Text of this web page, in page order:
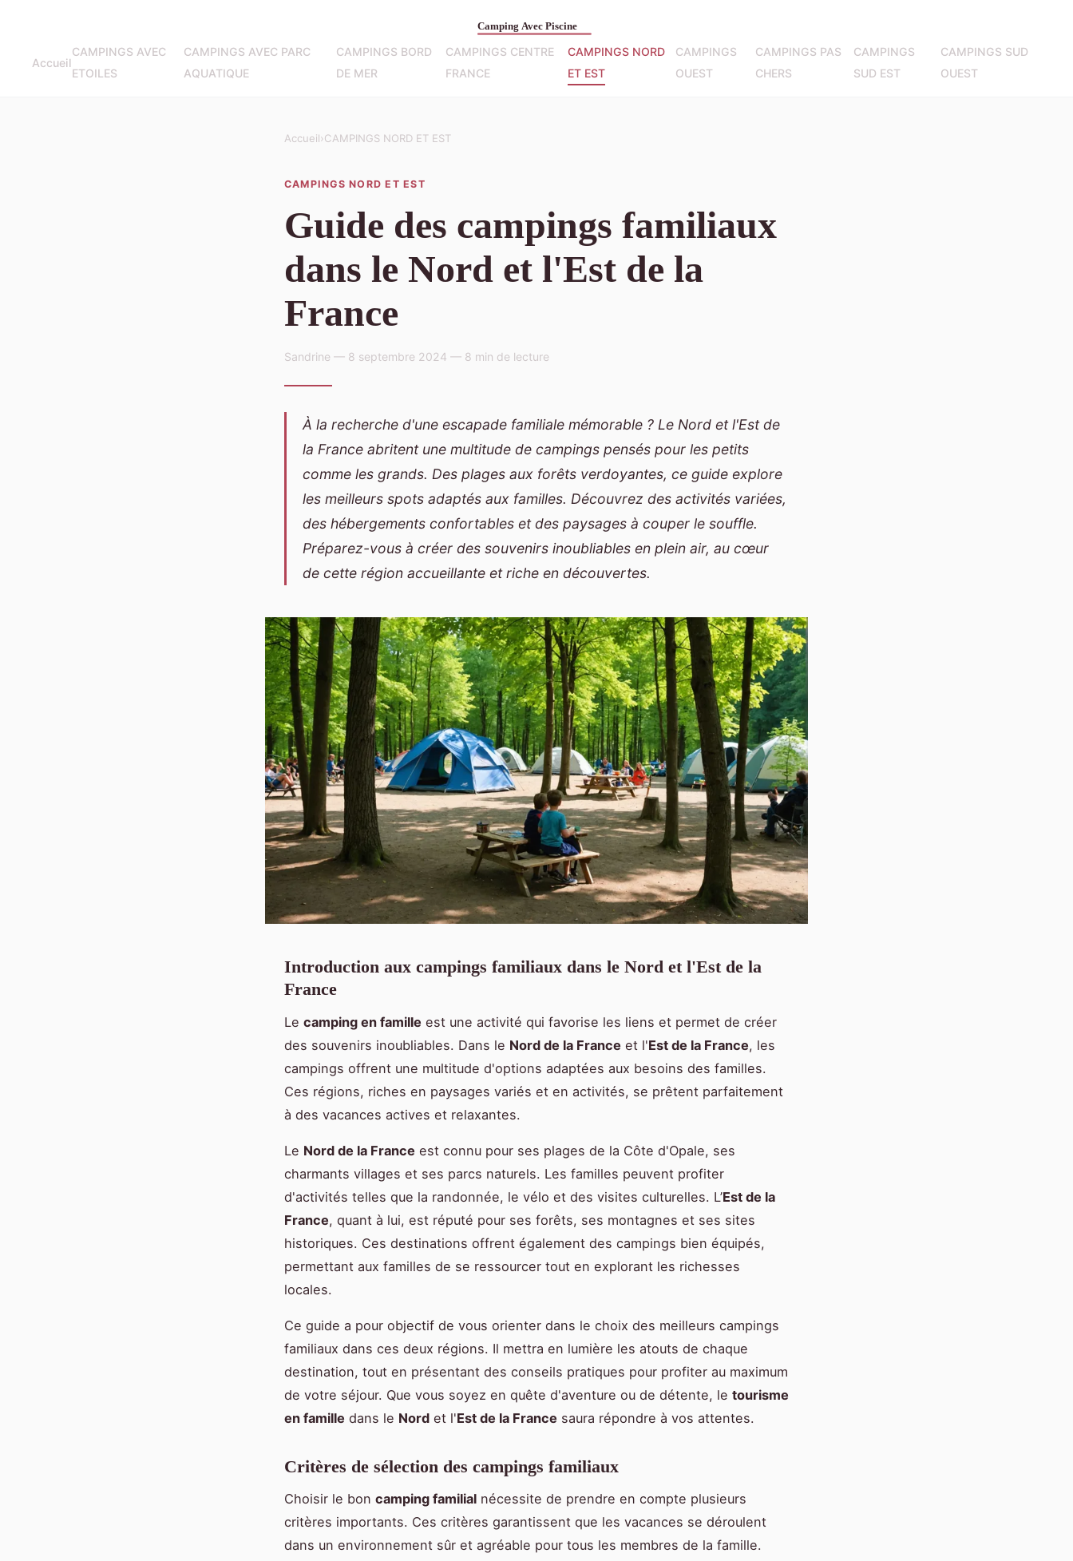
Accueil
CAMPINGS AVEC
ETOILES
CAMPINGS AVEC PARC
AQUATIQUE
CAMPINGS BORD
DE MER
CAMPINGS CENTRE
FRANCE
CAMPINGS NORD
ET EST
CAMPINGS
OUEST
CAMPINGS PAS
CHERS
CAMPINGS
SUD EST
CAMPINGS SUD
OUEST
Accueil›CAMPINGS NORD ET EST
CAMPINGS NORD ET EST
Guide des campings familiaux
dans le Nord et l'Est de la
France
Sandrine — 8 septembre 2024 — 8 min de lecture
À la recherche d'une escapade familiale mémorable ? Le Nord et l'Est de
la France abritent une multitude de campings pensés pour les petits
comme les grands. Des plages aux forêts verdoyantes, ce guide explore
les meilleurs spots adaptés aux familles. Découvrez des activités variées,
des hébergements confortables et des paysages à couper le souffle.
Préparez-vous à créer des souvenirs inoubliables en plein air, au cœur
de cette région accueillante et riche en découvertes.
Introduction aux campings familiaux dans le Nord et l'Est de la
France
Le camping en famille est une activité qui favorise les liens et permet de créer
des souvenirs inoubliables. Dans le Nord de la France et l'Est de la France, les
campings offrent une multitude d'options adaptées aux besoins des familles.
Ces régions, riches en paysages variés et en activités, se prêtent parfaitement
à des vacances actives et relaxantes.
Le Nord de la France est connu pour ses plages de la Côte d'Opale, ses
charmants villages et ses parcs naturels. Les familles peuvent profiter
d'activités telles que la randonnée, le vélo et des visites culturelles. L’Est de la
France, quant à lui, est réputé pour ses forêts, ses montagnes et ses sites
historiques. Ces destinations offrent également des campings bien équipés,
permettant aux familles de se ressourcer tout en explorant les richesses
locales.
Ce guide a pour objectif de vous orienter dans le choix des meilleurs campings
familiaux dans ces deux régions. Il mettra en lumière les atouts de chaque
destination, tout en présentant des conseils pratiques pour profiter au maximum
de votre séjour. Que vous soyez en quête d'aventure ou de détente, le tourisme
en famille dans le Nord et l'Est de la France saura répondre à vos attentes.
Critères de sélection des campings familiaux
Choisir le bon camping familial nécessite de prendre en compte plusieurs
critères importants. Ces critères garantissent que les vacances se déroulent
dans un environnement sûr et agréable pour tous les membres de la famille.